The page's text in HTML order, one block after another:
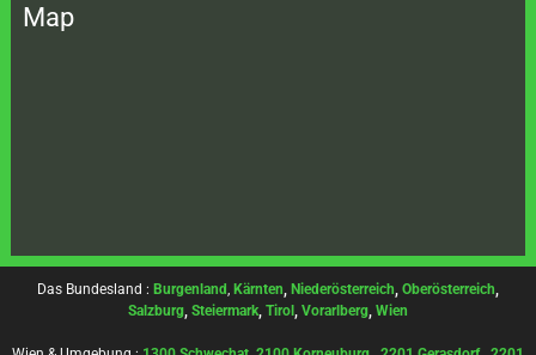
Map
Das Bundesland : Burgenland Kärnten Niederösterreich Oberösterreich
Salzburg Steiermark Tirol Vorarlberg Wien